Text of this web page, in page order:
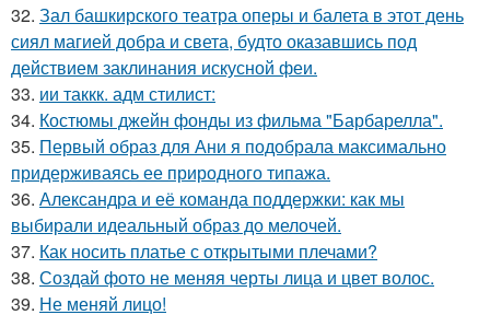
32. Зал башкирского театра оперы и балета в этот день
сиял магией добра и света, будто оказавшись под
действием заклинания искусной феи.
33. ии таккк. адм стилист:
34. Костюмы джейн фонды из фильма "Барбарелла".
35. Первый образ для Ани я подобрала максимально
придерживаясь ее природного типажа.
36. Александра и её команда поддержки: как мы
выбирали идеальный образ до мелочей.
37. Как носить платье с открытыми плечами?
38. Создай фото не меняя черты лица и цвет волос.
39. Не меняй лицо!